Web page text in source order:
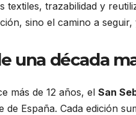
textiles, trazabilidad y
sino el camino a
una década
más de 12 años, el San
de España. Cada edición